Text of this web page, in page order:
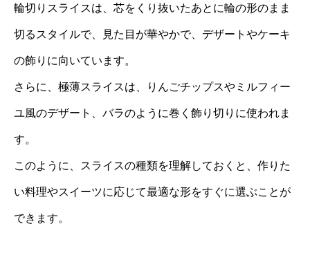
輪切りスライスは、芯をくり抜いたあとに輪の形のまま
切るスタイルで、見た目が華やかで、デザートやケーキ
の飾りに向いています。
さらに、極薄スライスは、りんごチップスやミルフィー
ユ風のデザート、バラのように巻く飾り切りに使われま
す。
このように、スライスの種類を理解しておくと、作りた
い料理やスイーツに応じて最適な形をすぐに選ぶことが
できます。